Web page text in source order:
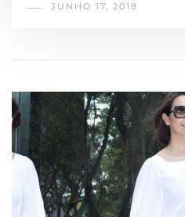
JUNHO 17, 2019